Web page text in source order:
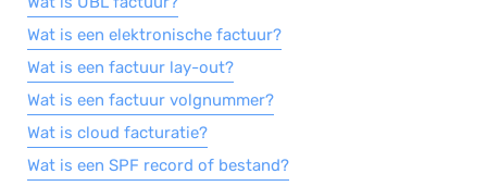
Wat is een elektronische factuur?
Wat is een factuur lay-out?
Wat is een factuur volgnummer?
Wat is cloud facturatie?
Wat is een SPF record of bestand?